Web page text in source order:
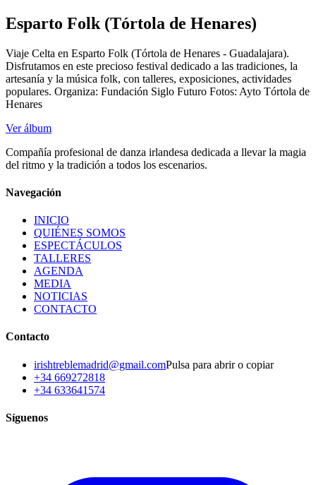
Esparto Folk (Tórtola de Henares)
Viaje Celta en Esparto Folk (Tórtola de Henares - Guadalajara).
Disfrutamos en este precioso festival dedicado a las tradiciones, la
artesanía y la música folk, con talleres, exposiciones, actividades
populares. Organiza: Fundación Siglo Futuro Fotos: Ayto Tórtola de
Henares
Ver álbum
Compañía profesional de danza irlandesa dedicada a llevar la magia
del ritmo y la tradición a todos los escenarios.
Navegación
INICIO
QUIÉNES SOMOS
ESPECTÁCULOS
TALLERES
AGENDA
MEDIA
NOTICIAS
CONTACTO
Contacto
irishtreblemadrid@gmail.comPulsa para abrir o copiar
+34 669272818
+34 633641574
Síguenos